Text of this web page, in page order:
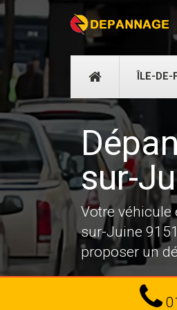
ÎLE-DE-
sur-
Votre
sur-Juine
proposer un